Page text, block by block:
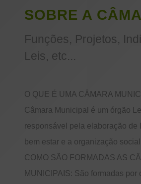
SOBRE A
Funções, Projetos,
Leis, etc...
O QUE É UMA CÂMARA
Câmara Municipal é um órgão
responsável pela elaboração de
bem estar e a organização
COMO SÃO FORMADAS AS
MUNICIPAIS: São formadas por